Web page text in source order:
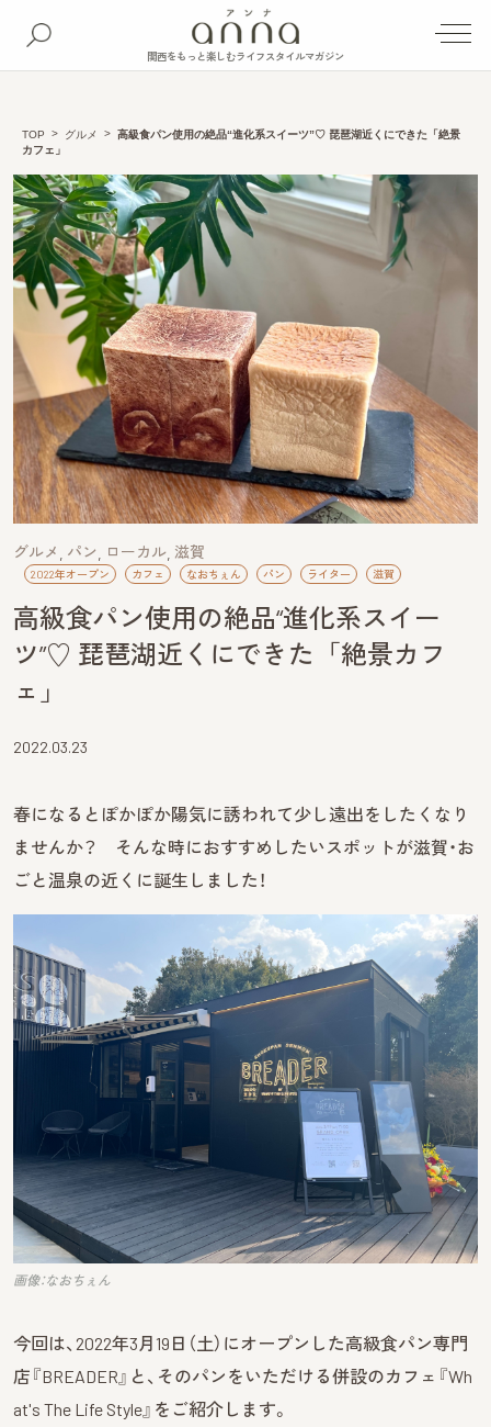
関西をもっと楽しむライフスタイルマガジン
TOP グルメ
高級食パン使用の絶品“進化系スイーツ”♡ 琵琶湖近くにできた「絶景
カフェ」
グルメ パン ローカル 滋賀
2022年オープン カフェ なおちぇん パン ライター 滋賀
高級食パン使用の絶品“進化系スイー
ツ”♡ 琵琶湖近くにできた「絶景カフ
ェ」
2022.03.23
春になるとぽかぽか陽気に誘われて少し遠出をしたくなり
ませんか？ そんな時におすすめしたいスポットが滋賀・お
ごと温泉の近くに誕生しました！
画像：なおちぇん
今回は、2022年3月19日（土）にオープンした高級食パン専門
店『BREADER』と、そのパンをいただける併設のカフェ『Wh
at's The Life Style』をご紹介します。